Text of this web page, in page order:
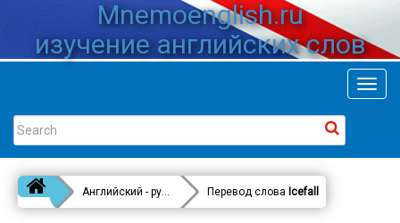
Mnemoenglish.ru
изучение английских слов
Английский - русский Перевод слова Icefall